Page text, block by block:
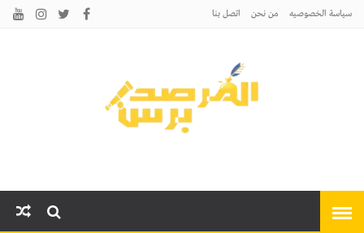
سياسة الخصوصيه من نحن اتصل بنا